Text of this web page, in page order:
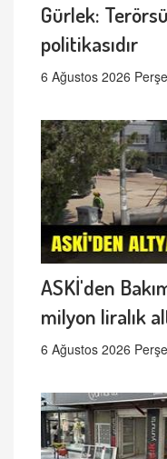
Gürlek:
politikasıdır
6 Ağustos 2026
ASKİ'den
milyon liralık
6 Ağustos 2026